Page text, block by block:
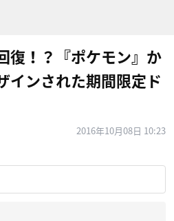
復！？『ポケモン』か
インされた期間限定ド
2016年10月08日 10:23